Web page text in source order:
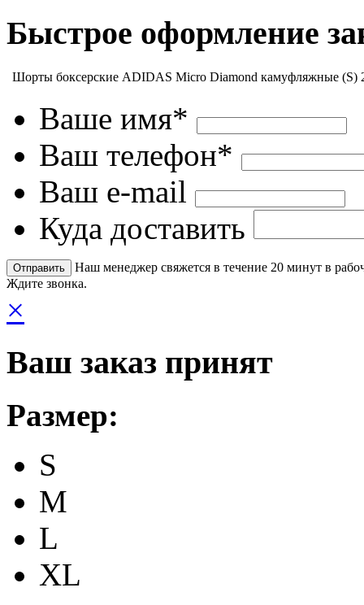
Быстрое оформление
Шорты боксерские ADIDAS Micro Diamond камуфляжные (S)
Ваше имя*
Ваш телефон*
Ваш e-mail
Куда доставить
Наш менеджер свяжется в течение 20 минут в
Ждите звонка.
×
Ваш заказ принят
Размер:
S
M
L
XL